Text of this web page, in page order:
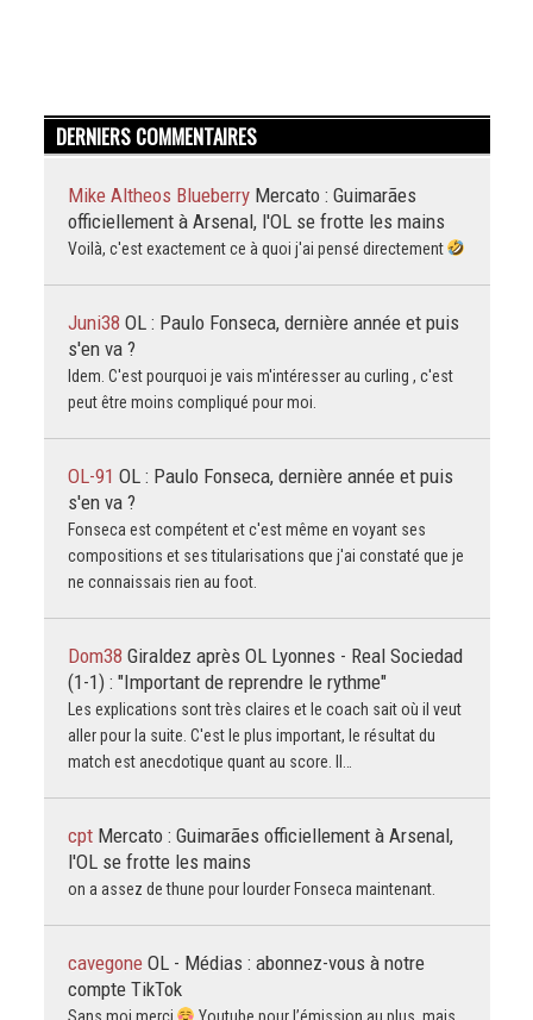
DERNIERS COMMENTAIRES
Mike Altheos Blueberry Mercato : Guimarães
officiellement à Arsenal, l'OL se frotte les mains
Voilà, c'est exactement ce à quoi j'ai pensé directement
Juni38 OL : Paulo Fonseca, dernière année et puis
s'en va ?
Idem. C'est pourquoi je vais m'intéresser au curling , c'est
peut être moins compliqué pour moi.
OL-91 OL : Paulo Fonseca, dernière année et puis
s'en va ?
Fonseca est compétent et c'est même en voyant ses
compositions et ses titularisations que j'ai constaté que je
ne connaissais rien au foot.
Dom38 Giraldez après OL Lyonnes - Real Sociedad
(1-1) : "Important de reprendre le rythme"
Les explications sont très claires et le coach sait où il veut
aller pour la suite. C'est le plus important, le résultat du
match est anecdotique quant au score. Il…
cpt Mercato : Guimarães officiellement à Arsenal,
l'OL se frotte les mains
on a assez de thune pour lourder Fonseca maintenant.
cavegone OL - Médias : abonnez-vous à notre
compte TikTok